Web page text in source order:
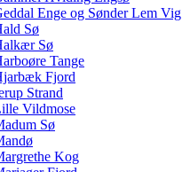
Enge og Sønder Lem Vig
Sø
Sø
Tange
Fjord
Strand
Vildmose
Sø
Kog